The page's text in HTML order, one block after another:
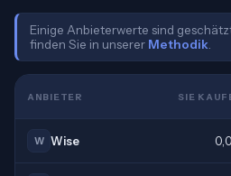
Einige Anbieterwerte sind
finden Sie in unserer Methodik
ANBIETER SIE
W Wise